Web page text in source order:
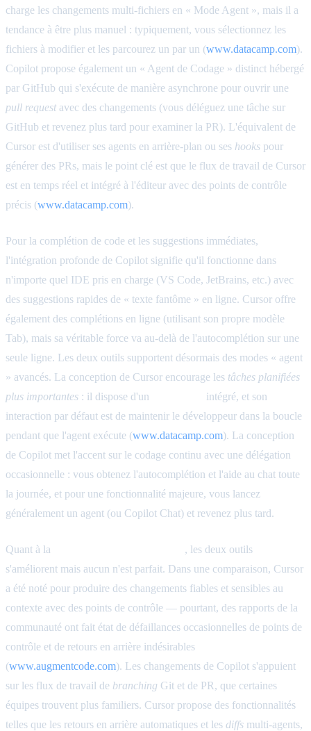
charge les changements multi-fichiers en « Mode Agent », mais il a
tendance à être plus manuel : typiquement, vous sélectionnez les
fichiers à modifier et les parcourez un par un (www.datacamp.com).
Copilot propose également un « Agent de Codage » distinct hébergé
par GitHub qui s'exécute de manière asynchrone pour ouvrir une
pull requestavec des changements (vous déléguez une tâche sur
GitHub et revenez plus tard pour examiner la PR). L'équivalent de
Cursor est d'utiliser ses agents en arrière-plan ou ses hooks pour
générer des PRs, mais le point clé est que le flux de travail de Cursor
est en temps réel et intégré à l'éditeur avec des points de contrôle
précis (www.datacamp.com).
Pour la complétion de code et les suggestions immédiates,
l'intégration profonde de Copilot signifie qu'il fonctionne dans
n'importe quel IDE pris en charge (VS Code, JetBrains, etc.) avec
des suggestions rapides de « texte fantôme » en ligne. Cursor offre
également des complétions en ligne (utilisant son propre modèle
Tab), mais sa véritable force va au-delà de l'autocomplétion sur une
seule ligne. Les deux outils supportent désormais des modes « agent
» avancés. La conception de Cursor encourage les tâches planifiées
plus importantes : il dispose d'un
intégré, et son
interaction par défaut est de maintenir le développeur dans la boucle
pendant que l'agent exécute (www.datacamp.com). La conception
de Copilot met l'accent sur le codage continu avec une délégation
occasionnelle : vous obtenez l'autocomplétion et l'aide au chat toute
la journée, et pour une fonctionnalité majeure, vous lancez
généralement un agent (ou Copilot Chat) et revenez plus tard.
Quant à la
, les deux outils
s'améliorent mais aucun n'est parfait. Dans une comparaison, Cursor
a été noté pour produire des changements fiables et sensibles au
contexte avec des points de contrôle — pourtant, des rapports de la
communauté ont fait état de défaillances occasionnelles de points de
contrôle et de retours en arrière indésirables
(www.augmentcode.com). Les changements de Copilot s'appuient
sur les flux de travail de branching Git et de PR, que certaines
équipes trouvent plus familiers. Cursor propose des fonctionnalités
telles que les retours en arrière automatiques et les diffs multi-agents,